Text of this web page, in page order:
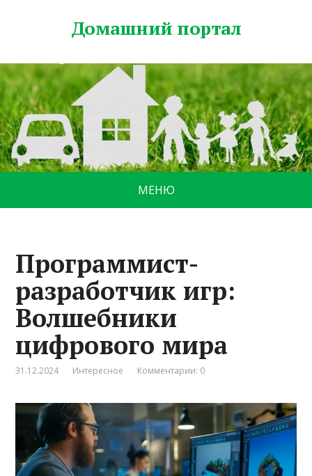
Домашний портал
МЕНЮ
Программист-
разработчик игр:
Волшебники
цифрового мира
31.12.2024 Интересное Комментарии: 0